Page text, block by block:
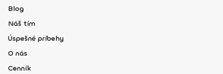
Blog
Náš tím
Úspešné príbehy
O nás
Cenník